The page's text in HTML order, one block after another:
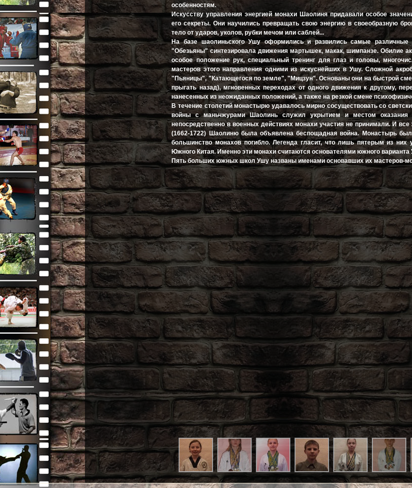
особенностям.
Искусству управления энергией монахи Шаолиня придавали особое
его секреты. Они научились превращать свою энергию в своеобразную
тело от ударов, уколов, рубки мечом или саблей...
На базе шаолиньского Ушу оформились и развились самые различные
"Обезьяны" синтезировала движения мартышек, макак, шимпанзе. Обилие
особое положение рук, специальный тренинг для глаз и головы,
мастеров этого направления одними из искуснейших в Ушу. Сложной
"Пьяницы", "Катающегося по земле", "Мицзун". Основаны они на быстрой
прыгать назад), мгновенных переходах от одного движения к другому,
нанесенных из неожиданных положений, а также на резкой смене
В течение столетий монастырю удавалось мирно сосуществовать со
войны с маньчжурами Шаолинь служил укрытием и местом оказания
непосредственно в военных действиях монахи участия не принимали. И
(1662-1722) Шаолиню была объявлена беспощадная война. Монастырь
большинство монахов погибло. Легенда гласит, что лишь пятерым из них
Южного Китая. Именно эти монахи считаются основателями южного варианта
Пять больших южных школ Ушу названы именами основавших их мастеров-